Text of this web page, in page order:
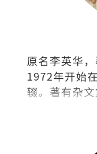
原名李英华
1972年开始
辍。著有杂